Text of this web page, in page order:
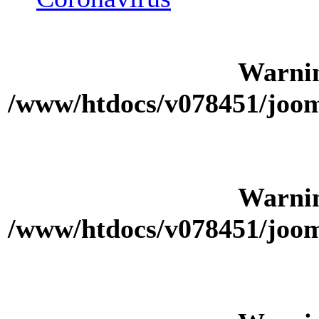
/www/htdocs/v078451/
/www/htdocs/v078451/